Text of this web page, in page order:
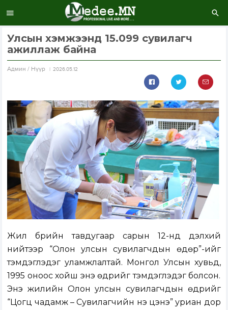
Улсын хэмжээнд 15.099 сувилагч
ажиллаж байна
Aдмин / Нүүр 2026.05.12
Жил бүрийн тавдугаар сарын 12-нд дэлхий
нийтээр “Олон улсын сувилагчдын өдөр”-ийг
тэмдэглэдэг уламжлалтай. Монгол Улсын хувьд,
1995 оноос хойш энэ өдрийг тэмдэглэдэг болсон.
Энэ жилийн Олон улсын сувилагчдын өдрийг
“Цогц чадамж – Сувилагчийн үнэ цэнэ” уриан дор